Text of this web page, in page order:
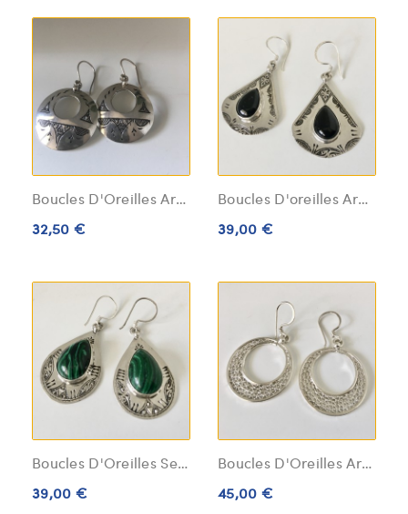
Boucles D'Oreilles Argent Massif
32,50 €
Boucles D'oreilles Argent Massif Onyx Noir
39,00 €
Boucles D'Oreilles Sertie Pierre Malachites
39,00 €
Boucles D'Oreilles Argent Massif Anneaux
45,00 €